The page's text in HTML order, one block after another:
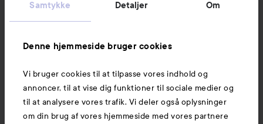
Samtykke Detaljer Om
Denne hjemmeside bruger cookies
Vi bruger cookies til at tilpasse vores indhold og
annoncer, til at vise dig funktioner til sociale medier og
til at analysere vores trafik. Vi deler også oplysninger
om din brug af vores hjemmeside med vores partnere